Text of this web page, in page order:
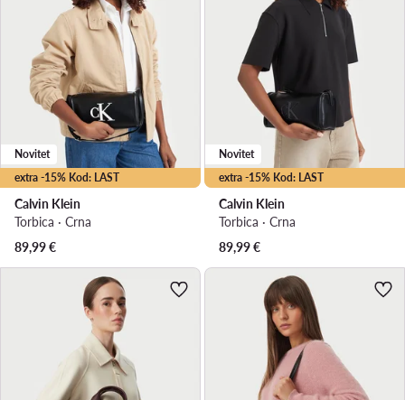
extra -15% Kod: LAST
Novitet
Calvin Klein
Torbica · Crna
89,99€
extra -15% Kod: LAST
Novitet
Calvin Klein
Torbica · Crna
89,99€